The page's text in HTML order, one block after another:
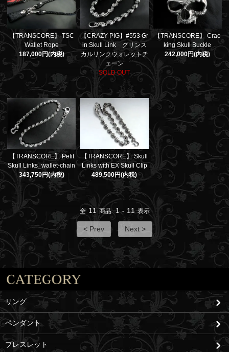
【TRANSCORE】 TSC
Wallet Rope
187,000円(内税)
【CRAZY PIG】#553 Gr
in Skull Link グリンス
カルリンクウォレットチ
ェーン
SOLD OUT
【TRANSCORE】 Crac
king Skull Buckle
242,000円(内税)
【TRANSCORE】 Petit
Skull Links_wallet-chain
343,750円(内税)
【TRANSCORE】 Skull
Links with EX Skull Clip
489,500円(内税)
全 11 商品 1 - 11 表示
< Prev Next >
リング
ペンダント
ブレスレット